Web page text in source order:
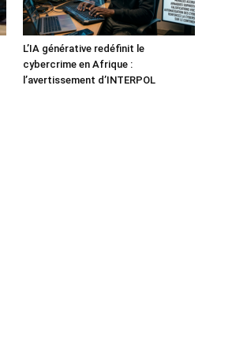
L’IA générative redéfinit le
cybercrime en Afrique :
l’avertissement d’INTERPOL